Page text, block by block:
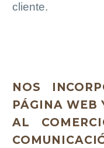
cliente.
NOS
PÁGINA WEB
AL